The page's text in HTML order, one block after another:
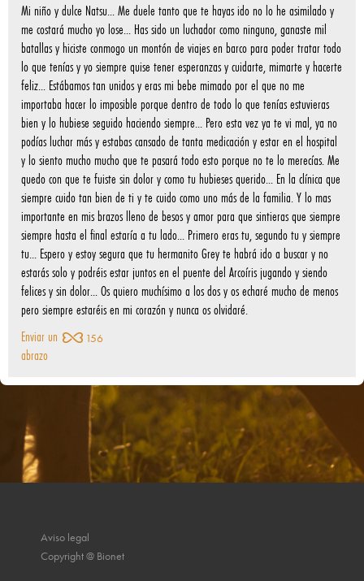
Mi niño y dulce Natsu... Me duele tanto que te hayas ido no lo he asimilado y
me costará mucho yo lose... Has sido un luchador como ninguno, ganaste mil
batallas y hiciste conmogo un montón de viajes en barco para poder tratar todo
lo que tenías y yo siempre quise tener esperanzas y cuidarte, mimarte y hacerte
feliz... Estábamos tan unidos y eras mi bebe mimado por el que no me
importaba hacer lo imposible porque dentro de todo lo que tenías estuvieras
bien y lo hubiese seguido haciendo siempre... Pero esta vez ya te vi mal, ya no
podías luchar más y estabas cansado de tanta medicación y estar en el hospital
y lo siento mucho mucho que te pasará todo esto porque no te lo merecías. Me
quedo con que te fuiste sin dolor y como tu hubieses querido... En la clínica que
siempre cuido tan bien de ti y te cuido como uno más de la familia. Y lo mas
importante en mis brazos lleno de besos y amor para que sintieras que siempre
siempre hasta el final estaría a tu lado... Primero eras tu, segundo tu y siempre
tu... Espero y estoy segura que tu hermanito Grey te habrá ido a buscar y no
estarás solo y podréis estar juntos en el puente del Arcoíris jugando y siendo
felices y sin dolor... Os quiero muchísimo a los dos y os echaré mucho de menos
pero siempre estaréis en mi corazón y nunca os olvidaré.
Enviar un
abrazo
156
Aviso legal
Copyright @ Bionet